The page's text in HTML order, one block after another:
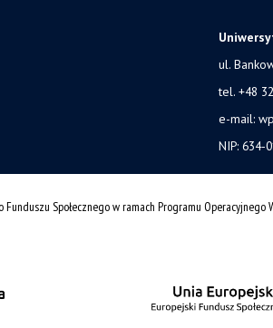
ul.
tel. +48
e-mail:
NIP: 634-
Społecznego w ramach Programu Operacyjnego